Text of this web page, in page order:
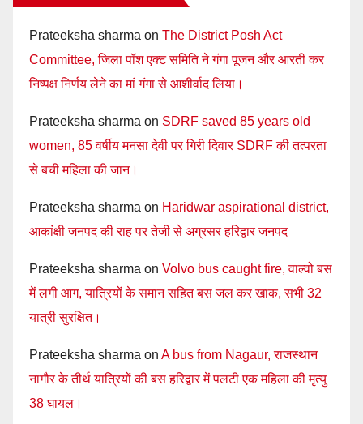
Prateeksha sharma on The District Posh Act
Committee, जिला पॉश एक्ट समिति ने गंगा पूजन और आरती कर
निष्पक्ष निर्णय लेने का मां गंगा से आशीर्वाद लिया।
Prateeksha sharma on SDRF saved 85 years old
women, 85 वर्षीय मनसा देवी पर गिरी दिवार SDRF की तत्परता
से बची महिला की जान।
Prateeksha sharma on Haridwar aspirational district,
आकांक्षी जनपद की राह पर तेजी से अग्रसर हरिद्वार जनपद
Prateeksha sharma on Volvo bus caught fire, वाल्वो बस
में लगी आग, यात्रियों के समान सहित बस जल कर खाक, सभी 32
यात्री सुरक्षित।
Prateeksha sharma on A bus from Nagaur, राजस्थान
नागौर के तीर्थ यात्रियों की बस हरिद्वार में पलटी एक महिला की मृत्यु
38 घायल।